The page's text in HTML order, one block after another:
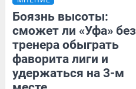
Боязнь высоты:
сможет ли «Уфа» без
тренера обыграть
фаворита лиги и
удержаться на 3-м